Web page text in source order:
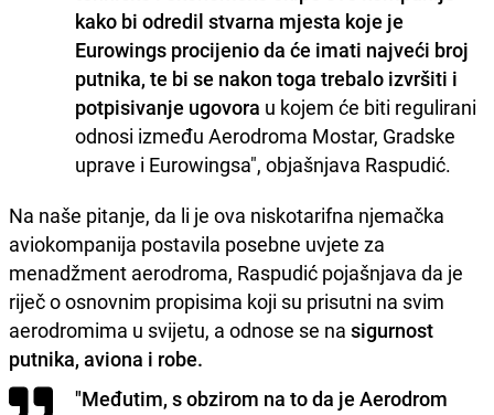
kako bi odredil stvarna mjesta koje je
Eurowings procijenio da će imati najveći broj
putnika, te bi se nakon toga trebalo izvršiti i
potpisivanje ugovora u kojem će biti regulirani
odnosi između Aerodroma Mostar, Gradske
uprave i Eurowingsa", objašnjava Raspudić.
Na naše pitanje, da li je ova niskotarifna njemačka
aviokompanija postavila posebne uvjete za
menadžment aerodroma, Raspudić pojašnjava da je
riječ o osnovnim propisima koji su prisutni na svim
aerodromima u svijetu, a odnose se na sigurnost
putnika, aviona i robe.
"Međutim, s obzirom na to da je Aerodrom